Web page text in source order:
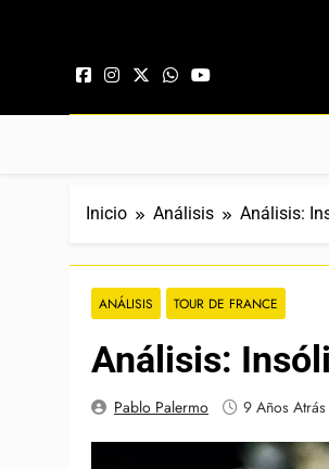
Inicio Análisis Análisis:
ANÁLISIS TOUR DE FRANCE
Análisis:
Pablo Palermo 9 Años Atrás